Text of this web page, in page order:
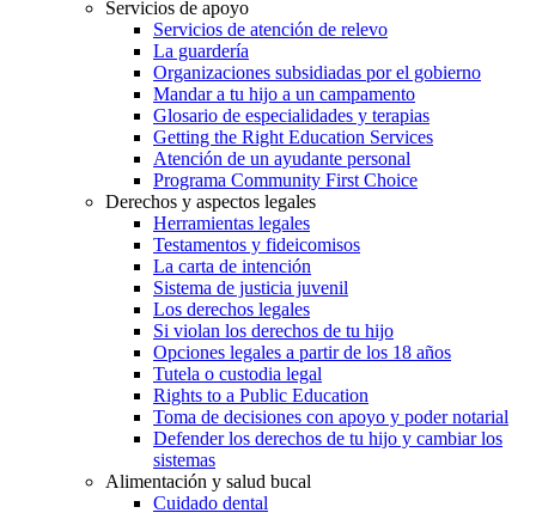
Servicios de apoyo
Servicios de atención de relevo
La guardería
Organizaciones subsidiadas por el gobierno
Mandar a tu hijo a un campamento
Glosario de especialidades y terapias
Getting the Right Education Services
Atención de un ayudante personal
Programa Community First Choice
Derechos y aspectos legales
Herramientas legales
Testamentos y fideicomisos
La carta de intención
Sistema de justicia juvenil
Los derechos legales
Si violan los derechos de tu hijo
Opciones legales a partir de los 18 años
Tutela o custodia legal
Rights to a Public Education
Toma de decisiones con apoyo y poder notarial
Defender los derechos de tu hijo y cambiar los
sistemas
Alimentación y salud bucal
Cuidado dental